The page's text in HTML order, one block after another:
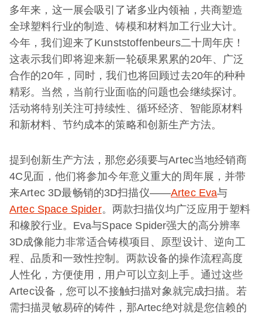
多年来，这一展会吸引了诸多业内领袖，共商塑造
全球塑料行业的制造、铸模和材料加工行业大计。
今年，我们迎来了Kunststoffenbeurs二十周年庆！
这表示我们即将迎来新一轮硕果累累的20年、广泛
合作的20年，同时，我们也将回顾过去20年的种种
精彩。当然，当前行业面临的问题也会继续探讨。
活动将特别关注可持续性、循环经济、智能原材料
和新材料、节约成本的策略和创新生产方法。
提到创新生产方法，那您必须要与Artec当地经销商
4C见面，他们将参加今年意义重大的周年展，并带
来Artec 3D最畅销的3D扫描仪——Artec Eva与
Artec Space Spider。两款扫描仪均广泛应用于塑料
和橡胶行业。Eva与Space Spider强大的高分辨率
3D成像能力非常适合铸模项目、原型设计、逆向工
程、品质和一致性控制。两款设备的操作流程高度
人性化，方便使用，用户可以立刻上手。通过这些
Artec设备，您可以不接触扫描对象就完成扫描。若
需扫描灵敏易碎的铸件，那Artec绝对就是您信赖的